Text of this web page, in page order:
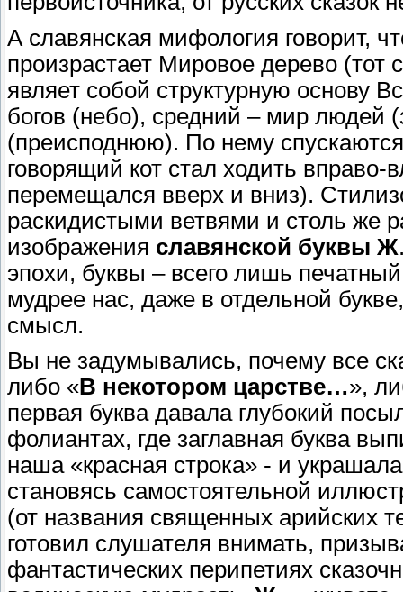
А славянская мифология говорит,
произрастает Мировое дерево
являет собой структурную основу
богов (небо), средний – мир
(преисподнюю). По нему
говорящий кот стал ходить
перемещался вверх и вниз).
раскидистыми ветвями и столь же
изображения славянской буквы Ж
эпохи, буквы – всего лишь
мудрее нас, даже в отдельной
смысл.
Вы не задумывались, почему все
либо «В некотором царстве…»,
первая буква давала глубокий
фолиантах, где заглавная буква
наша «красная строка» - и
становясь самостоятельной
(от названия священных арийских
готовил слушателя внимать,
фантастических перипетиях